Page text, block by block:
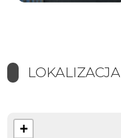
LOKALIZACJA
+